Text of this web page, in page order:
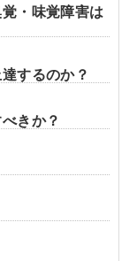
・味覚障害は
するのか？
きか？